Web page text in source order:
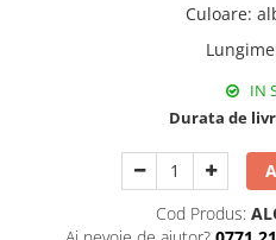
Culoare:
Lungime
IN
Durata de
Cod Produs: